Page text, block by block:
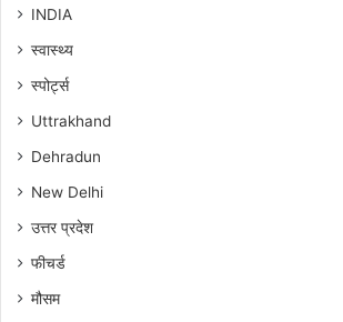
INDIA
स्वास्थ्य
स्पोर्ट्स
Uttrakhand
Dehradun
New Delhi
उत्तर प्रदेश
फीचर्ड
मौसम